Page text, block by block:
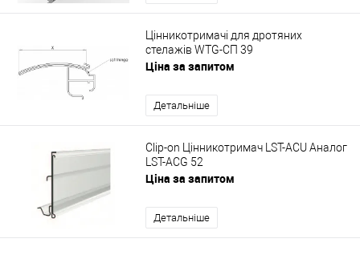
Цінникотримачі для дротяних
стелажів WTG-СП 39
Ціна за запитом
Детальніше
Clip-on Цінникотримач LST-ACU Аналог
LST-ACG 52
Ціна за запитом
Детальніше